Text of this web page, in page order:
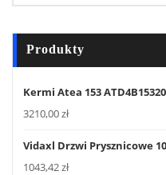
Produkty
Kermi Atea 153
3210,00zł
Vidaxl Drzwi Prysznicowe
1043,42zł